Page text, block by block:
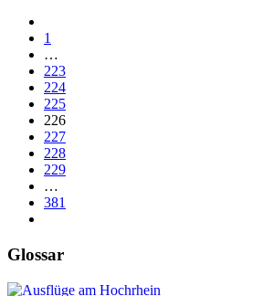
1
…
223
224
225
226
227
228
229
…
381
Glossar